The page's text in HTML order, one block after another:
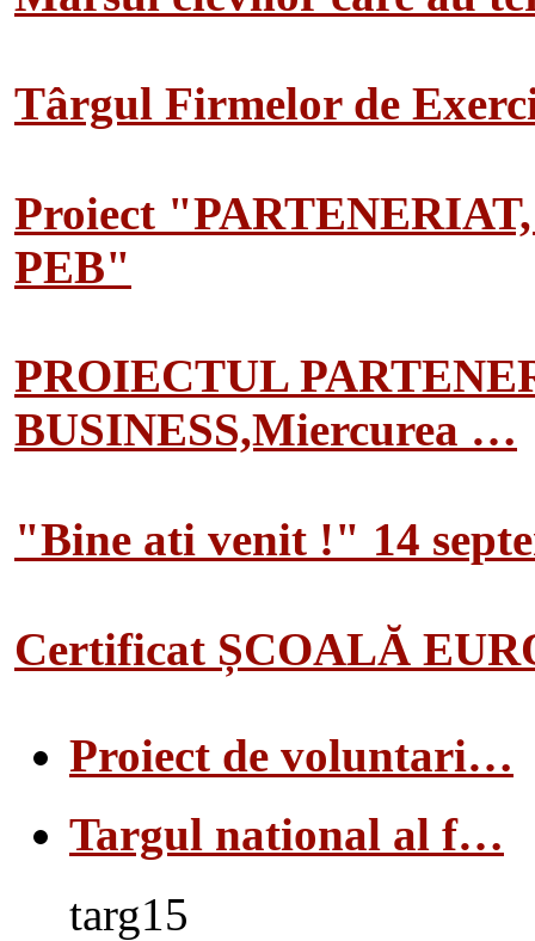
Târgul Firmelor de
Proiect
PEB"
PROIECTUL
BUSINESS,Miercurea …
"Bine ati venit !" 14
Certificat ȘCOALĂ
Proiect de voluntari…
Targul national al f…
targ15